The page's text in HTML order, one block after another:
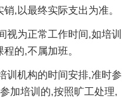
,以最终实际支出为准。
视为正常工作时间,如培训
的,不属加班。
训机构的时间安排,准时参
加培训的,按照旷工处理,